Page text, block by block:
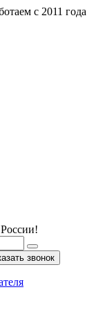
с 2011 года
звонок